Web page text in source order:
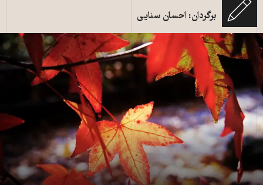
برگردان: احسان سنایی